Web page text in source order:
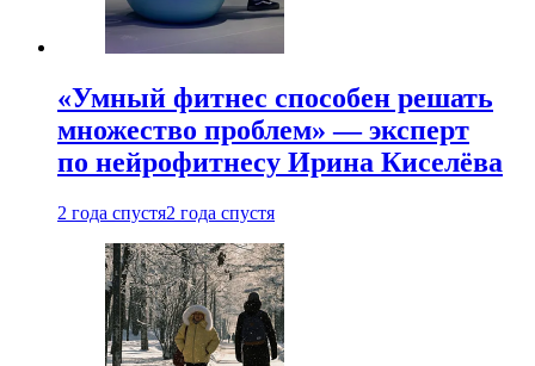
«Умный фитнес способен решать
множество проблем» — эксперт
по нейрофитнесу Ирина Киселёва
2 года спустя2 года спустя